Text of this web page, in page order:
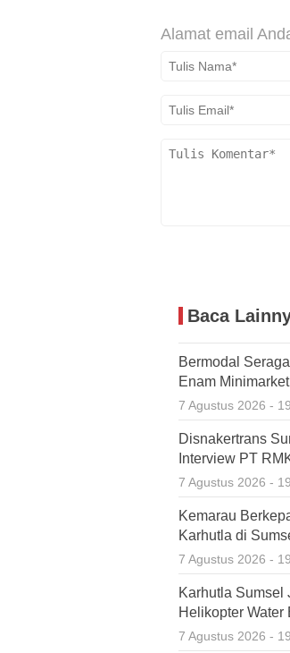
Alamat email
Baca
Bermodal
Enam
7 Agustus 2026 -
Disnakertrans
Interview PT
7 Agustus 2026 -
Kemarau
Karhutla di
7 Agustus 2026 -
Karhutla Sumsel
Helikopter Water
7 Agustus 2026 -